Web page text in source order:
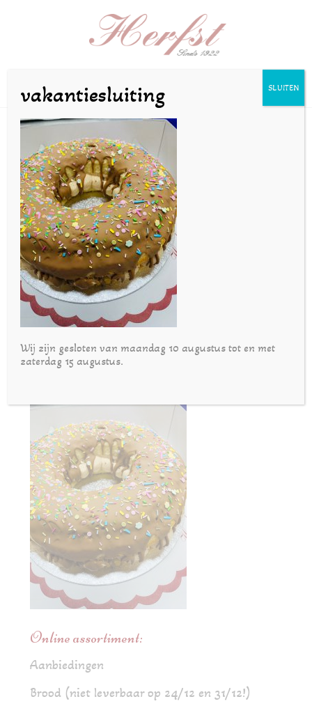
foto 2
doorbakkerijherfst|jul 17, 2020
Online assortiment:
Aanbiedingen
Brood (niet leverbaar op 24/12 en 31/12!)
vakantiesluiting
Wij zijn gesloten van maandag 10 augustus tot en met
zaterdag 15 augustus.
SLUITEN